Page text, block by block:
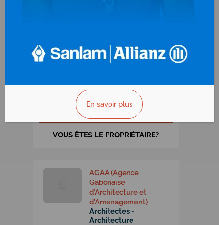
A2 CONCEPTION
Architectes -
AFFICHER LE N°
VOUS ÊTES LE PROPRIÉTAIRE?
AGAA (Agence
Gabonaise
d’Architecture et
d’Amenagement)
Architectes -
Architecture
En savoir plus